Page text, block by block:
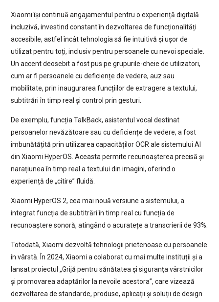
Xiaomi își continuă angajamentul pentru o experiență digitală
incluzivă, investind constant în dezvoltarea de funcționalități
accesibile, astfel încât tehnologia să fie intuitivă și ușor de
utilizat pentru toți, inclusiv pentru persoanele cu nevoi speciale.
Un accent deosebit a fost pus pe grupurile-cheie de utilizatori,
cum ar fi persoanele cu deficiențe de vedere, auz sau
mobilitate, prin inaugurarea funcțiilor de extragere a textului,
subtitrări în timp real și control prin gesturi.
De exemplu, funcția TalkBack, asistentul vocal destinat
persoanelor nevăzătoare sau cu deficiențe de vedere, a fost
îmbunătățită prin utilizarea capacităților OCR ale sistemului AI
din Xiaomi HyperOS. Aceasta permite recunoașterea precisă și
narațiunea în timp real a textului din imagini, oferind o
experiență de „citire” fluidă.
Xiaomi HyperOS 2, cea mai nouă versiune a sistemului, a
integrat funcția de subtitrări în timp real cu funcția de
recunoaștere sonoră, atingând o acuratețe a transcrierii de 93%.
Totodată, Xiaomi dezvoltă tehnologii prietenoase cu persoanele
în vârstă. În 2024, Xiaomi a colaborat cu mai multe instituții și a
lansat proiectul „Grijă pentru sănătatea și siguranța vârstnicilor
și promovarea adaptărilor la nevoile acestora”, care vizează
dezvoltarea de standarde, produse, aplicații și soluții de design